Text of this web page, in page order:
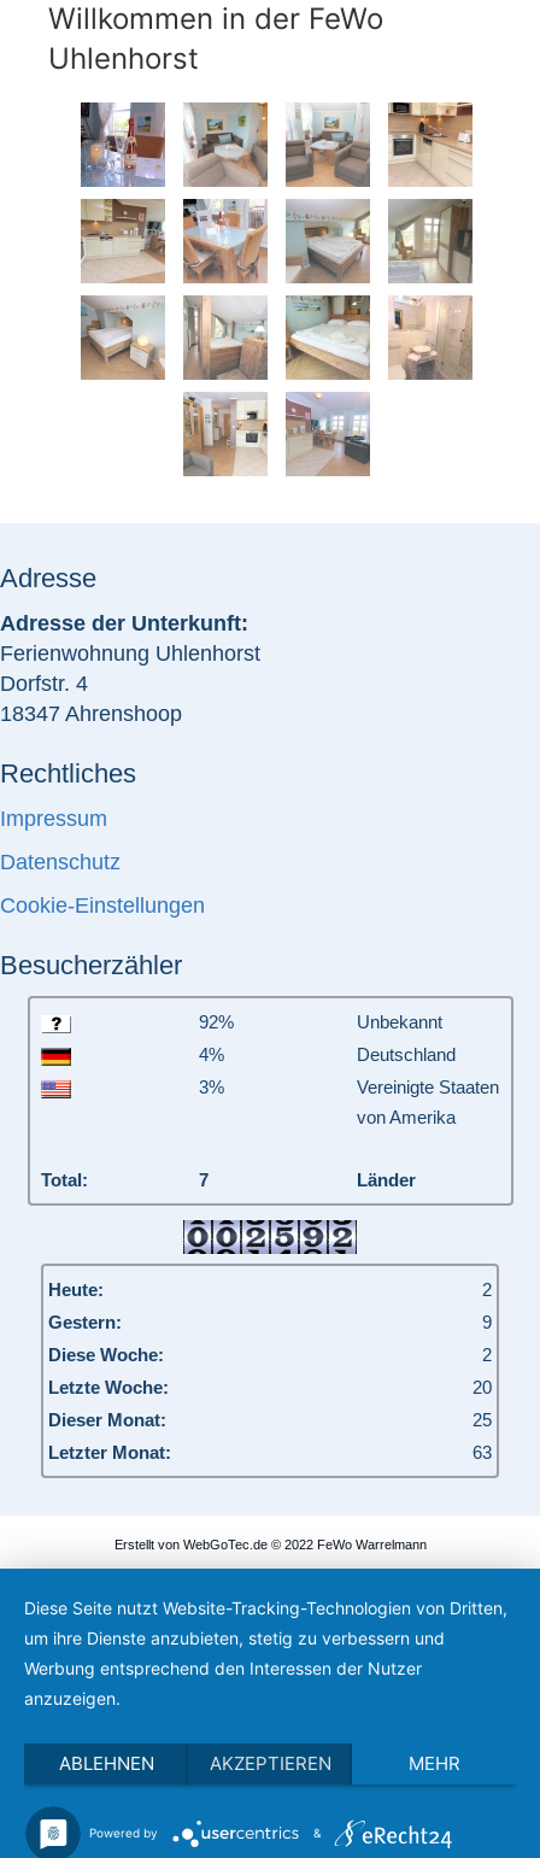
Willkommen in der FeWo
Uhlenhorst
Adresse
Adresse der Unterkunft:
Ferienwohnung Uhlenhorst
Dorfstr. 4
18347 Ahrenshoop
Rechtliches
Impressum
Datenschutz
Cookie-Einstellungen
Besucherzähler
92%
Unbekannt
4%
Deutschland
3%
Vereinigte Staaten
von Amerika
Total: 7 Länder
Heute:
2
Gestern:
9
Diese Woche:
2
Letzte Woche:
20
Dieser Monat:
25
Letzter Monat:
63
Erstellt von WebGoTec.de © 2022 FeWo Warrelmann
Diese Seite nutzt Website-Tracking-Technologien von Dritten,
um ihre Dienste anzubieten, stetig zu verbessern und
Werbung entsprechend den Interessen der Nutzer
anzuzeigen.
ABLEHNEN AKZEPTIEREN MEHR
Powered by &